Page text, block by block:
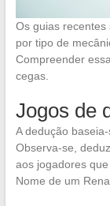
Os guias
por tipo de
Compreender
cegas.
Jogos de
A dedução
Observa-se,
aos jogadores
Nome de um